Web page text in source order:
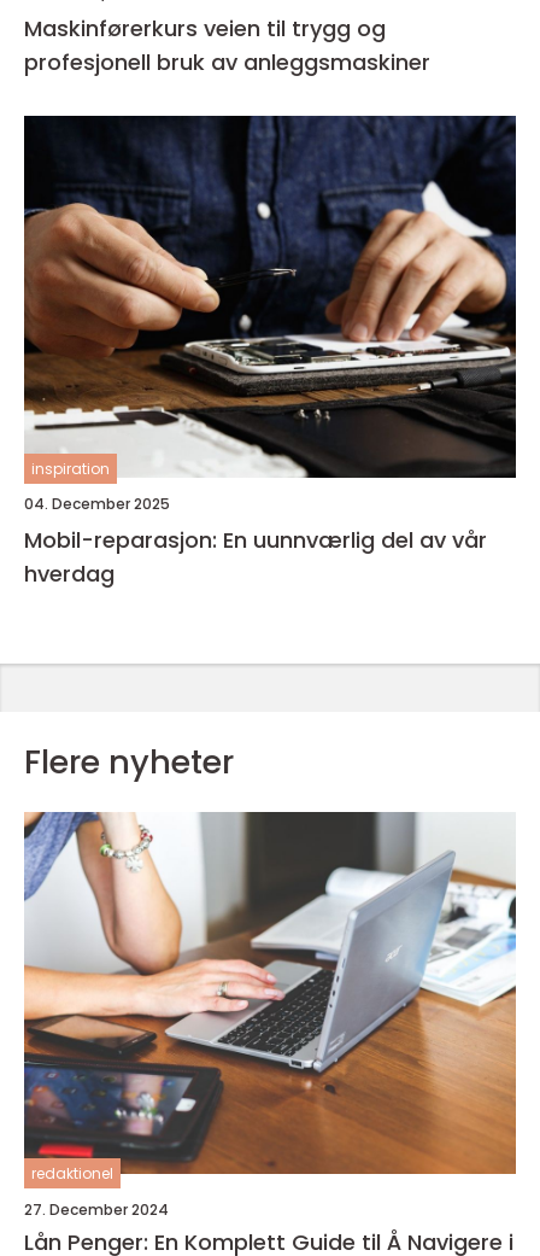
Maskinførerkurs veien til trygg og
profesjonell bruk av anleggsmaskiner
inspiration
04. December 2025
Mobil-reparasjon: En uunnværlig del av vår
hverdag
Flere nyheter
redaktionel
27. December 2024
Lån Penger: En Komplett Guide til Å Navigere i